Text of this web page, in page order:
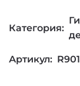
Категория:
Артикул: